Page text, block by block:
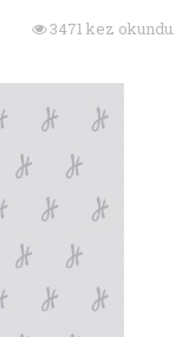
3471 kez okundu.